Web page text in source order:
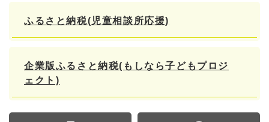
ふるさと納税(児童相談所応援)
企業版ふるさと納税(もしなら子どもプロジ
ェクト)